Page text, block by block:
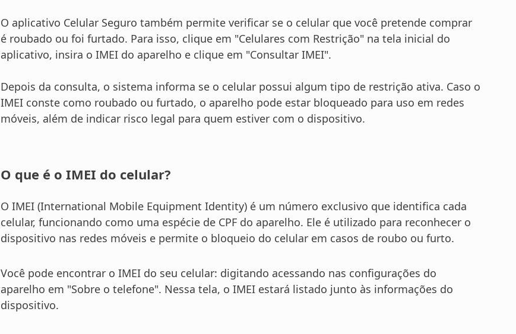
O aplicativo Celular Seguro também permite verificar se o celular que você pretende comprar
é roubado ou foi furtado. Para isso, clique em "Celulares com Restrição" na tela inicial do
aplicativo, insira o IMEI do aparelho e clique em "Consultar IMEI".
Depois da consulta, o sistema informa se o celular possui algum tipo de restrição ativa. Caso o
IMEI conste como roubado ou furtado, o aparelho pode estar bloqueado para uso em redes
móveis, além de indicar risco legal para quem estiver com o dispositivo.
O que é o IMEI do celular?
O IMEI (International Mobile Equipment Identity) é um número exclusivo que identifica cada
celular, funcionando como uma espécie de CPF do aparelho. Ele é utilizado para reconhecer o
dispositivo nas redes móveis e permite o bloqueio do celular em casos de roubo ou furto.
Você pode encontrar o IMEI do seu celular: digitando acessando nas configurações do
aparelho em "Sobre o telefone". Nessa tela, o IMEI estará listado junto às informações do
dispositivo.